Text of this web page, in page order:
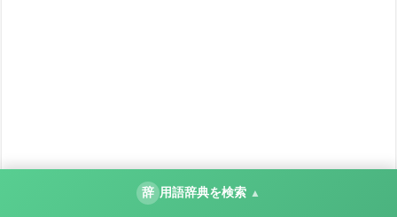
辞 用語辞典を検索 ▲